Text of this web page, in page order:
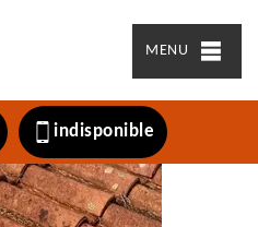
MENU
indisponible